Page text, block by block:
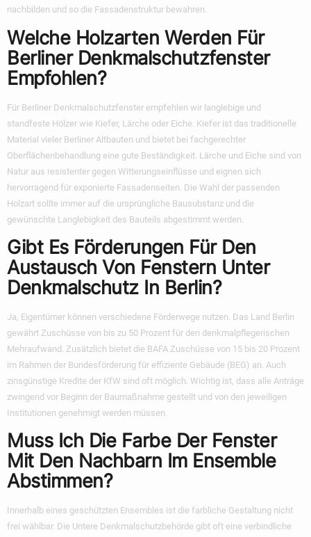
nachbilden und so die Fassadenstruktur bewahren.
Welche Holzarten Werden Für
Berliner Denkmalschutzfenster
Empfohlen?
Für Berliner Denkmalschutzfenster empfehlen wir langlebige und
standfeste Hölzer wie Kiefer, Lärche oder Eiche. Kiefer ist das traditionelle
Material vieler Berliner Altbauten und bietet bei fachgerechter
Oberflächenbehandlung eine gute Beständigkeit. Lärche und Eiche sind von
Natur aus resistenter gegen Witterungseinflüsse und eignen sich
hervorragend für exponierte Fassadenseiten. Die Wahl der passenden
Holzart sollte immer auf die ursprüngliche Bausubstanz und die
gewünschte Langlebigkeit des Bauteils abgestimmt werden.
Gibt Es Förderungen Für Den
Austausch Von Fenstern Unter
Denkmalschutz In Berlin?
Ja, Eigentümer können verschiedene Förderwege nutzen. Das Land Berlin
gewährt Zuschüsse von bis zu 50 Prozent für den denkmalpflegerischen
Mehraufwand. Zusätzlich bietet die BAFA Zuschüsse von 15 bis 20 Prozent
im Rahmen der Bundesförderung für effiziente Gebäude (BEG) an. Auch
zinsgünstige Kredite der KfW sind oft möglich. Wichtig ist, dass alle Anträge
zwingend vor Beginn der Baumaßnahme gestellt und von den jeweiligen
Institutionen genehmigt werden müssen.
Muss Ich Die Farbe Der Fenster
Mit Den Nachbarn Im Ensemble
Abstimmen?
Innerhalb eines geschützten Ensembles ist die farbliche Gestaltung nicht
frei wählbar. Die Untere Denkmalschutzbehörde gibt oft eine verbindliche